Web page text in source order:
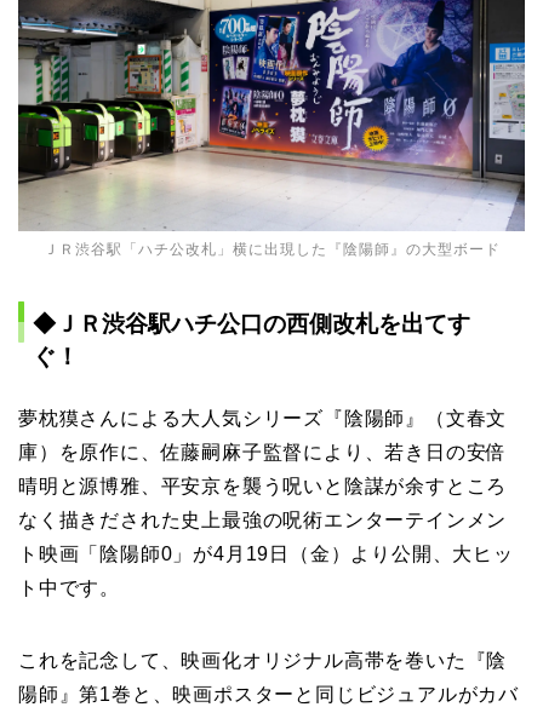
ＪＲ渋谷駅「ハチ公改札」横に出現した『陰陽師』の大型ボード
◆ＪＲ渋谷駅ハチ公口の西側改札を出てす
ぐ！
夢枕獏さんによる大人気シリーズ『陰陽師』（文春文
庫）を原作に、佐藤嗣麻子監督により、若き日の安倍
晴明と源博雅、平安京を襲う呪いと陰謀が余すところ
なく描きだされた史上最強の呪術エンターテインメン
ト映画「陰陽師0」が4月19日（金）より公開、大ヒッ
ト中です。
これを記念して、映画化オリジナル高帯を巻いた『陰
陽師』第1巻と、映画ポスターと同じビジュアルがカバ